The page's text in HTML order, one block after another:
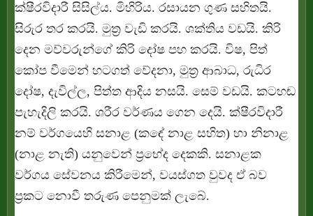
ක්ෂීරවිදාරී සිසිල්ය. මිහිරිය. රසායන ගුණ සහිතයි.
සිරුර තර කරයි. මුත්‍ර වැඩි කරයි. ශක්තිය වඩයි. කිරි
දෙන මව්වරුන්ගේ කිරි දෝෂ පහ කරයි. විෂ, පිත්
කෝප වීමෙන් හටගත් වේදනා, මුත්‍ර ආබාධ, රුධිර
දෝෂ, දැවිල්ල, පිත්ත ආදිය නසයි. සෙම් වඩයි. කටහඬ
පැහැදිලි කරයි. ශරීර වර්ණය ගෙන දෙයි. ක්ෂීරවිදාරී
නම් වර්ගයෙහි සනාළ (කඳේ නාළ සහිත) හා නිනාළ
(නාළ නැති) යනුවෙන් ප්‍රභේද දෙකකි. සනාළක
වර්ගය සේවනය කිරීමෙන්, වයස්ගත වුවද ඒ බව
ප්‍රකට නොවී තරුණ පෙනුමක් ලැබේ.